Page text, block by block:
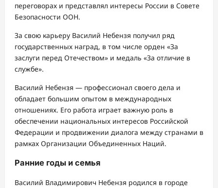
переговорах и представлял интересы России в Совете
Безопасности ООН.
За свою карьеру Василий Небензя получил ряд
государственных наград, в том числе орден «За
заслуги перед Отечеством» и медаль «За отличие в
службе».
Василий Небензя — профессионал своего дела и
обладает большим опытом в международных
отношениях. Его работа играет важную роль в
обеспечении национальных интересов Российской
Федерации и продвижении диалога между странами в
рамках Организации Объединенных Наций.
Ранние годы и семья
Василий Владимирович Небензя родился в городе